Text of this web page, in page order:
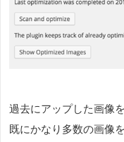
過去にアップした画像
既にかなり多数の画像